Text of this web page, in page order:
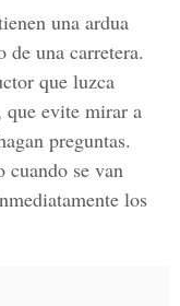
una ardua
de una carretera.
que luzca
que evite mirar a
preguntas.
cuando se van
los